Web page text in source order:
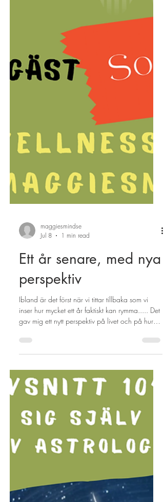
Jul 8
1 min read
Ett år senare, med nya
perspektiv
Ibland är det först när vi tittar tillbaka som vi
gav mig ett nytt perspektiv på livet och på hur
värdefulla de vanliga dagarna faktiskt är. I det